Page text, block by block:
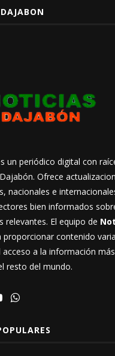
un periódico digital con
Ofrece
nacionales e
bien informados
relevantes. El equipo de
proporcionar contenido
acceso a la información
resto del mundo.